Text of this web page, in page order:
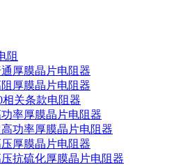
阻
厚膜晶片电阻器
厚膜晶片电阻器
相关条款电阻器
率厚膜晶片电阻器
功率厚膜晶片电阻器
厚膜晶片电阻器
抗硫化厚膜晶片电阻器